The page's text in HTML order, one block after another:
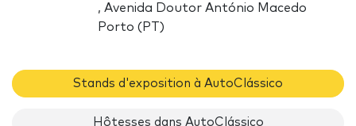
, Avenida Doutor António Macedo
Porto (PT)
Stands d'exposition à AutoClássico
Hôtesses dans AutoClássico